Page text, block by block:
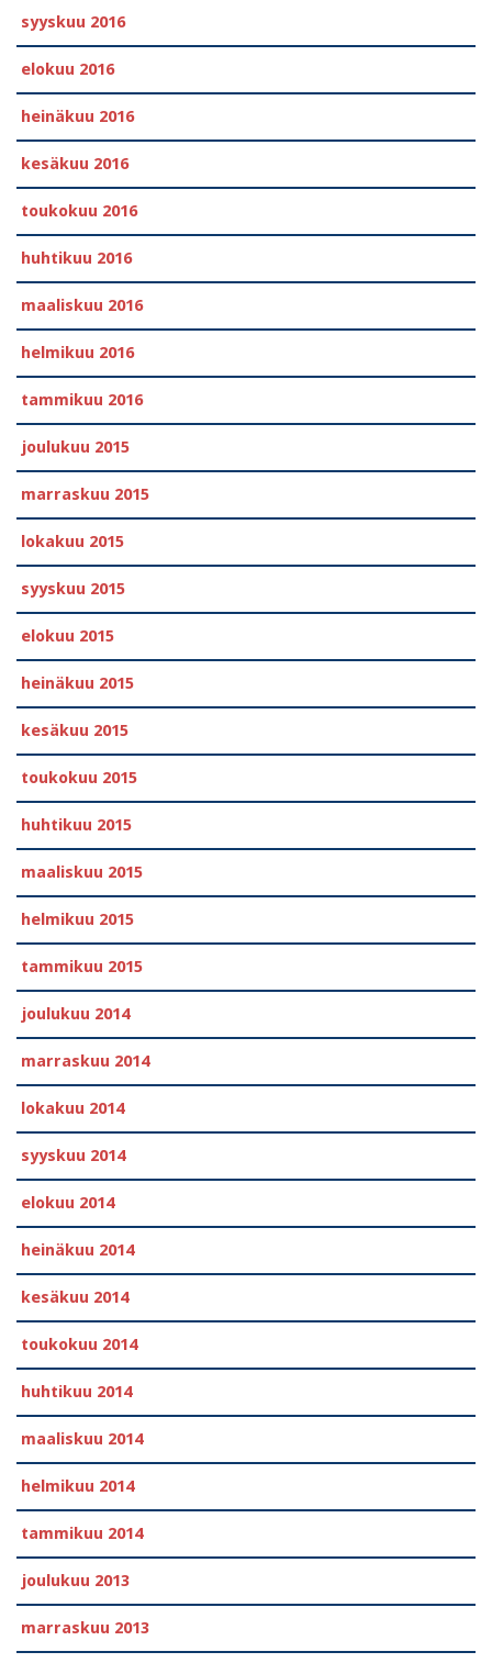
syyskuu 2016
elokuu 2016
heinäkuu 2016
kesäkuu 2016
toukokuu 2016
huhtikuu 2016
maaliskuu 2016
helmikuu 2016
tammikuu 2016
joulukuu 2015
marraskuu 2015
lokakuu 2015
syyskuu 2015
elokuu 2015
heinäkuu 2015
kesäkuu 2015
toukokuu 2015
huhtikuu 2015
maaliskuu 2015
helmikuu 2015
tammikuu 2015
joulukuu 2014
marraskuu 2014
lokakuu 2014
syyskuu 2014
elokuu 2014
heinäkuu 2014
kesäkuu 2014
toukokuu 2014
huhtikuu 2014
maaliskuu 2014
helmikuu 2014
tammikuu 2014
joulukuu 2013
marraskuu 2013